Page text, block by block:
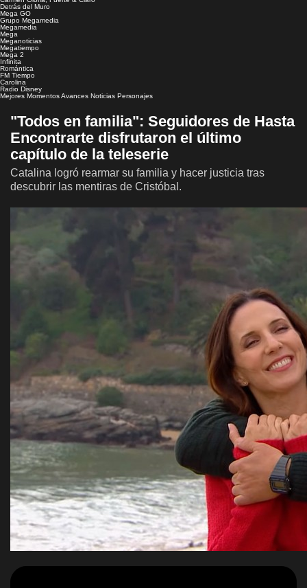
Detrás del Muro
Mega GO
Grupo Megamedia
Megamedia
Mega
Meganoticias
Megatiempo
Mega 2
Infinita
Romántica
FM Tiempo
Carolina
Radio Disney
Mejores MomentosAvances Noticias Personajes
"Todos en familia": Seguidores de Hasta
Encontrarte disfrutaron el último
capítulo de la teleserie
Catalina logró rearmar su familia y hacer justicia tras
descubrir las mentiras de Cristóbal.